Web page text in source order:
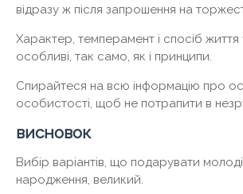
відразу ж після запрошення на
Характер, темперамент і спосіб життя
особливі, так само, як і принципи.
Спирайтеся на всю інформацію про
особистості, щоб не потрапити в
висновок
Вибір варіантів, що подарувати
народження, великий.